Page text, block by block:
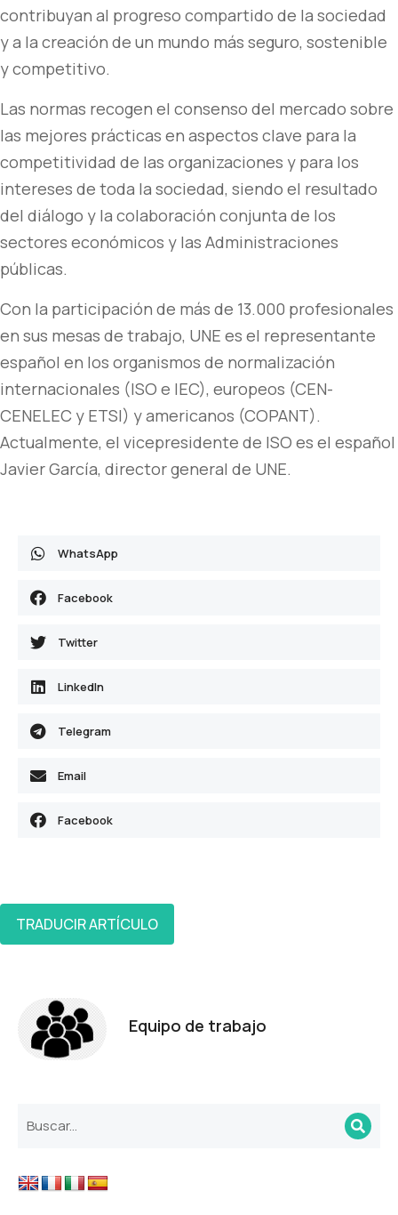
contribuyan al progreso compartido de la sociedad
y a la creación de un mundo más seguro, sostenible
y competitivo.
Las normas recogen el consenso del mercado sobre
las mejores prácticas en aspectos clave para la
competitividad de las organizaciones y para los
intereses de toda la sociedad, siendo el resultado
del diálogo y la colaboración conjunta de los
sectores económicos y las Administraciones
públicas.
Con la participación de más de 13.000 profesionales
en sus mesas de trabajo, UNE es el representante
español en los organismos de normalización
internacionales (ISO e IEC), europeos (CEN-
CENELEC y ETSI) y americanos (COPANT).
Actualmente, el vicepresidente de ISO es el español
Javier García, director general de UNE.
WhatsApp
Facebook
Twitter
LinkedIn
Telegram
Email
Facebook
TRADUCIR ARTÍCULO
Equipo de trabajo